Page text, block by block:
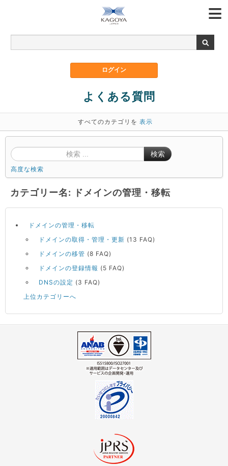
よくある質問
すべてのカテゴリを 表示
検索
高度な検索
カテゴリー名: ドメインの管理・移転
ドメインの管理・移転
ドメインの取得・管理・更新 (13 FAQ)
ドメインの移管 (8 FAQ)
ドメインの登録情報 (5 FAQ)
DNSの設定 (3 FAQ)
上位カテゴリーへ